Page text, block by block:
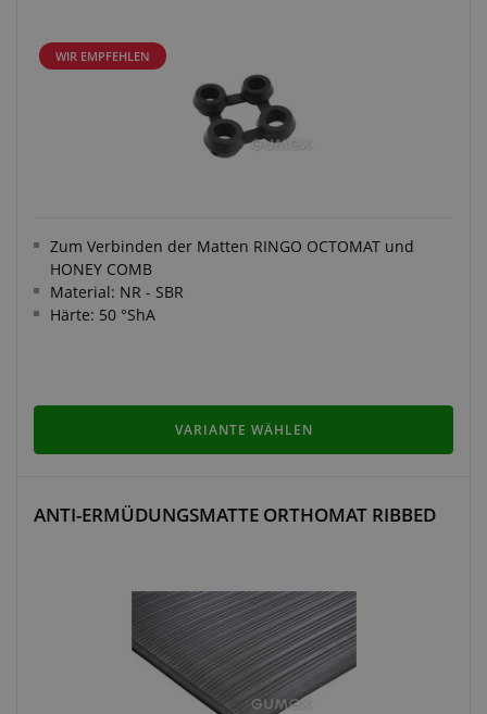
WIR EMPFEHLEN
Zum Verbinden der Matten RINGO OCTOMAT und
HONEY COMB
Material: NR - SBR
Härte: 50 °ShA
VARIANTE WÄHLEN
ANTI-ERMÜDUNGSMATTE ORTHOMAT RIBBED